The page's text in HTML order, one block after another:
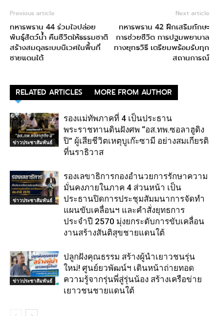
Previous article
ทหารพราน 44 ร่วมใจปล่อย
พันธุ์สัตว์น้ำ คืนชีวิตให้ธรรมชาติ
สร้างสมดุลระบบนิเวศในพื้นที่
ชายแดนใต้
Next article
ทหารพราน 42 ฝึกเสริมทักษะ
การช่วยชีวิต การปฐมพยาบาล
ทางยุทธวิธี เตรียมพร้อมรับทุก
สถานการณ์
RELATED ARTICLES MORE FROM AUTHOR
ข่าวประชาสัมพันธ์
รองแม่ทัพภาคที่ 4 เป็นประธาน
พระราชทานดินฝังศพ “อส.ทพ.ซอลาฮูดิง
ปิ” ผู้เสียชีวิตเหตุบูเก๊ะซามี อย่างสมเกียรติ
ที่นราธิวาส
ข่าวประชาสัมพันธ์
รองเลขาธิการกองอำนวยการรักษาความ
มั่นคงภายในภาค 4 ส่วนหน้า เป็น
ประธานปิดการประชุมสัมมนาการจัดทำ
แผนขับเคลื่อนฯ และคำสั่งยุทธการ
ประจำปี 2570 มุ่งยกระดับการขับเคลื่อน
งานสร้างสันติสุขชายแดนใต้
ข่าวประชาสัมพันธ์
ปลูกฝังคุณธรรม สร้างผู้นำเยาวชนรุ่น
ใหม่! ศูนย์ยวพัฒน์ฯ เดินหน้าถ่ายทอด
ความรู้จากรุ่นพี่สู่รุ่นน้อง สร้างเครือข่าย
เยาวชนชายแดนใต้